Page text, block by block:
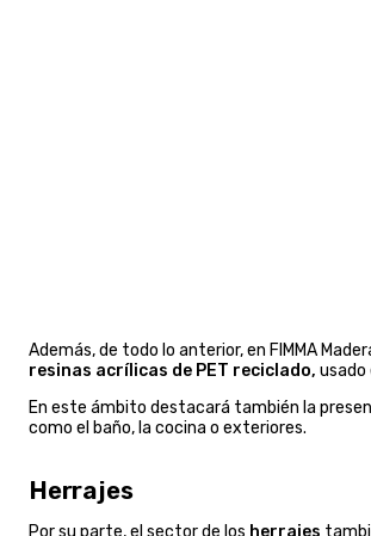
Además, de todo lo anterior, en FIMMA
resinas acrílicas de PET reciclado, usado
En este ámbito destacará también la
como el baño, la cocina o exteriores.
Herrajes
Por su parte, el sector de los herrajes